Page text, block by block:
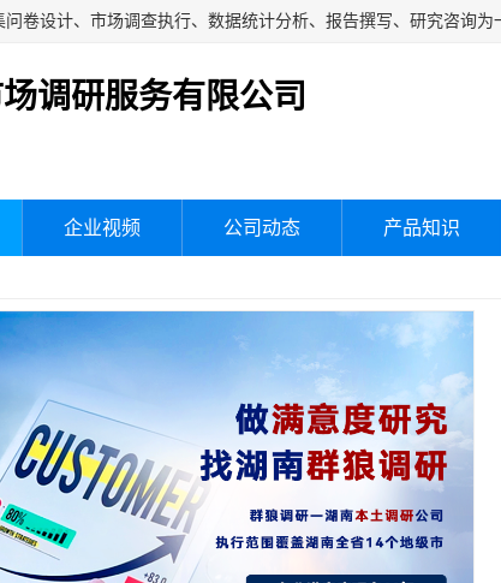
调研服务有限公司
企业视频 公司动态 产品知识